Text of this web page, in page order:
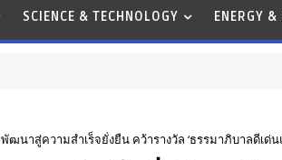
SCIENCE & TECHNOLOGY ENERGY
พัฒนาสู่ความสำเร็จยั่งยืน คว้ารางวัล ‘ธรรมาภิบาลดีเด่น